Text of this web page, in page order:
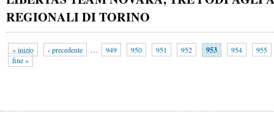
REGIONALI DI TORINO
« inizio ‹ precedente … 949 950 951 952 953 954
955
fine »